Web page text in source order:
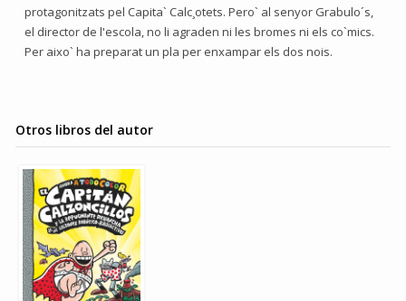
protagonitzats pel Capita` Calc¸otets. Pero` al senyor Grabulo´s,
el director de l'escola, no li agraden ni les bromes ni els co`mics.
Per aixo` ha preparat un pla per enxampar els dos nois.
Otros libros del autor